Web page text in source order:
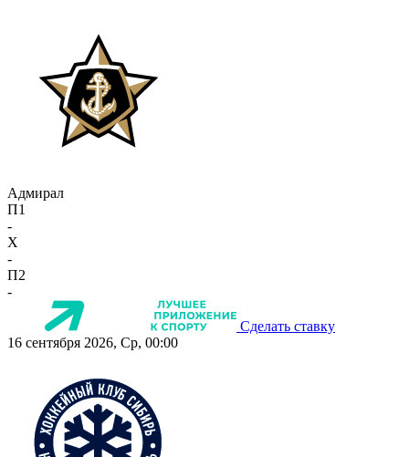
Адмирал
П1
-
X
-
П2
-
Сделать ставку
16 сентября 2026, Ср, 00:00